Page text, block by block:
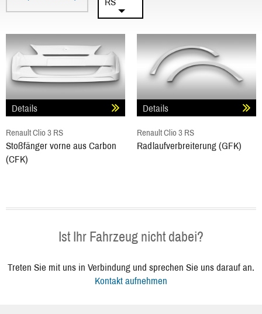
Details
Renault Clio 3 RS
Stoßfänger vorne aus Carbon
(CFK)
Details
Renault Clio 3 RS
Radlaufverbreiterung (GFK)
Ist Ihr Fahrzeug nicht dabei?
Treten Sie mit uns in Verbindung und sprechen Sie uns darauf an.
Kontakt aufnehmen